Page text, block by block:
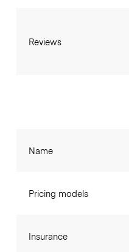
Reviews
Name
Pricing models
Insurance